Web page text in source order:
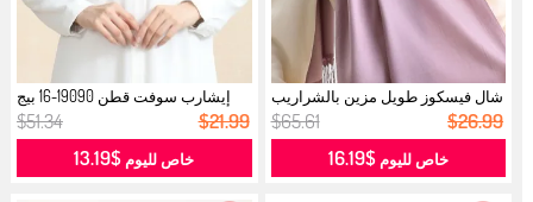
شال فيسكوز طويل مزين بالشراريب
7033...
$65.61 $26.99
خاص لليوم$16.19
إيشارب سوفت قطن 19090-16 بيج
بنفسجي...
$51.34 $21.99
خاص لليوم $13.19